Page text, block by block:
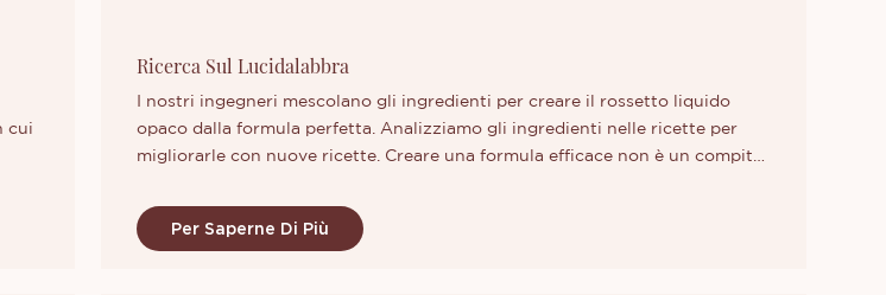
cui
Ricerca Sul Lucidalabbra
I nostri ingegneri mescolano gli ingredienti per creare il rossetto liquido
opaco dalla formula perfetta. Analizziamo gli ingredienti nelle ricette per
migliorarle con nuove ricette. Creare una formula efficace non è un compito
centinaia di formule, per renderlo perfetto. Alcune proprietà importanti di
un rossetto sono il colore, l'opacità, la fragranza e la secchezza.
Per Saperne Di Più